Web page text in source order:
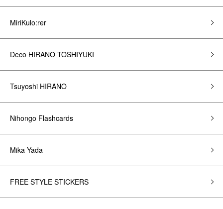
MiriKulo:rer
Deco HIRANO TOSHIYUKI
Tsuyoshi HIRANO
Nihongo Flashcards
Mika Yada
FREE STYLE STICKERS